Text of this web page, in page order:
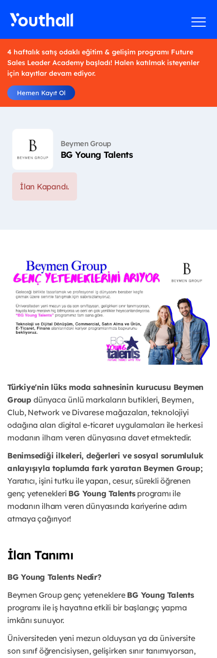
4 haftalık satış odaklı eğitim & gelişim programı Future
Sales Leader Academy başladı! Halen katılmak isteyenler
için kayıtlar devam ediyor.
Hemen Kayıt Ol
Beymen Group
BG Young Talents
İlan Kapandı.
Türkiye'nin lüks moda sahnesinin kurucusu Beymen
Group dünyaca ünlü markaların butikleri, Beymen,
Club, Network ve Divarese mağazaları, teknolojiyi
odağına alan digital e-ticaret uygulamaları ile herkesi
modanın ilham veren dünyasına davet etmektedir.
Benimsediği ilkeleri, değerleri ve sosyal sorumluluk
anlayışıyla toplumda fark yaratan Beymen Group;
Yaratıcı, işini tutku ile yapan, cesur, sürekli öğrenen
genç yetenekleri BG Young Talentsprogramı ile
modanın ilham veren dünyasında kariyerine adım
atmaya çağırıyor!
İlan Tanımı
BG Young Talents Nedir?
Beymen Group genç yeteneklere BG Young Talents
programı ile iş hayatına etkili bir başlangıç yapma
imkânı sunuyor.
Üniversiteden yeni mezun olduysan ya da üniversite
son sınıf öğrencisiysen, gelişirken sınır tanımıyorsan,